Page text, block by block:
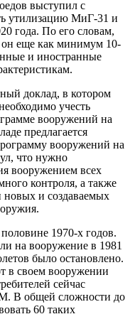
выступил с
утилизацию МиГ-31 и
года. По его словам,
он еще как минимум 10-
и иностранные
доклад, в котором
учесть
вооружений на
предлагается
вооружений на
что нужно
вооружением всех
контроля, а также
новых и создаваемых
1970-х годов.
на вооружение в 1981
было остановлено.
в своем вооружении
сейчас
В общей сложности до
60 таких